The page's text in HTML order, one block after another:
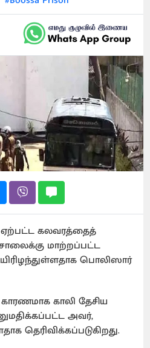
ஏற்பட்ட கலவரத்தைத்
மாற்றப்பட்ட
பொலிஸார்
காலி தேசிய
அவர்,
தெரிவிக்கப்படுகிறது.